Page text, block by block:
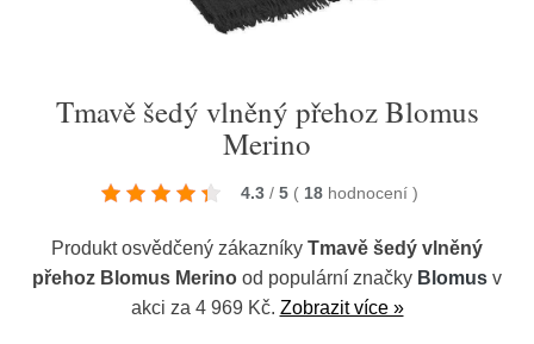
Tmavě šedý vlněný přehoz Blomus
Merino
4.3 / 5 ( 18 hodnocení )
Produkt osvědčený zákazníky Tmavě šedý vlněný
přehoz Blomus Merino od populární značky Blomus v
akci za 4 969 Kč. Zobrazit více »